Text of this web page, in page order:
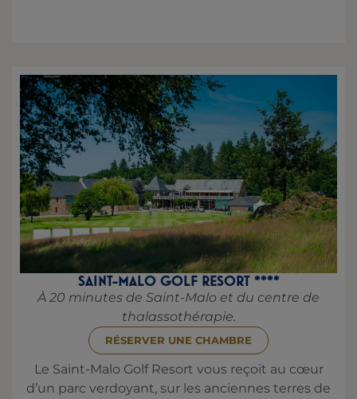
SAINT-MALO GOLF RESORT ****
À 20 minutes de Saint-Malo et du centre de
thalassothérapie.
RÉSERVER UNE CHAMBRE
Le Saint-Malo Golf Resort vous reçoit au cœur
d’un parc verdoyant, sur les anciennes terres de